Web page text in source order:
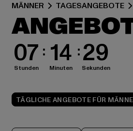
MÄNNER TAGESANGEBOTE
07
Stunden 14
Minuten 28
Sekunden
TÄGLICHE ANGEBOTE FÜR